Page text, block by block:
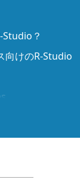
Studio？
向けのR-Studio
Cases
Emergency